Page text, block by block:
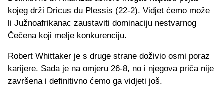
kojeg drži Dricus du Plessis (22-2). Vidjet ćemo može
li Južnoafrikanac zaustaviti dominaciju nestvarnog
Čečena koji melje konkurenciju.
Robert Whittaker je s druge strane doživio osmi poraz
karijere. Sada je na omjeru 26-8, no i njegova priča nije
završena i definitivno ćemo ga vidjeti još.